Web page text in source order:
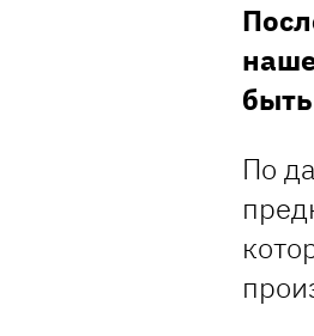
По